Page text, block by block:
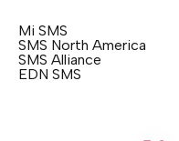
Mi SMS
SMS North America
SMS Alliance
EDN SMS